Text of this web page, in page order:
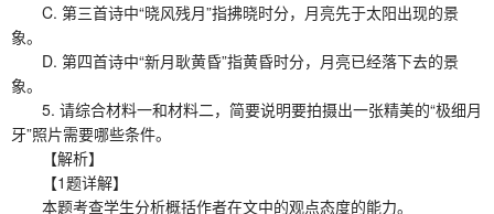
C. 第三首诗中“晓风残月”指拂晓时分，月亮先于太阳出现的景
象。
D. 第四首诗中“新月耿黄昏”指黄昏时分，月亮已经落下去的景
象。
5. 请综合材料一和材料二，简要说明要拍摄出一张精美的“极细月
牙”照片需要哪些条件。
【解析】
【1题详解】
本题考查学生分析概括作者在文中的观点态度的能力。